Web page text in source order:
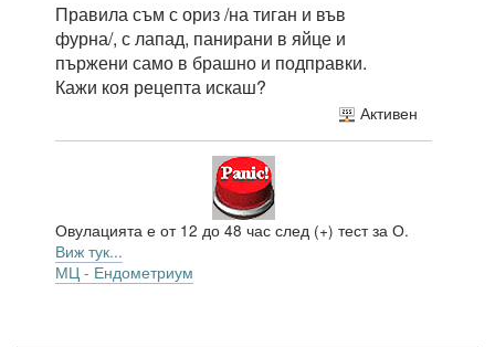
Правила съм с ориз /на тиган и във
фурна/, с лапад, панирани в яйце и
пържени само в брашно и подправки.
Кажи коя рецепта искаш?
Активен
Овулацията е от 12 до 48 час след (+) тест за О.
Виж тук...
МЦ - Ендометриум